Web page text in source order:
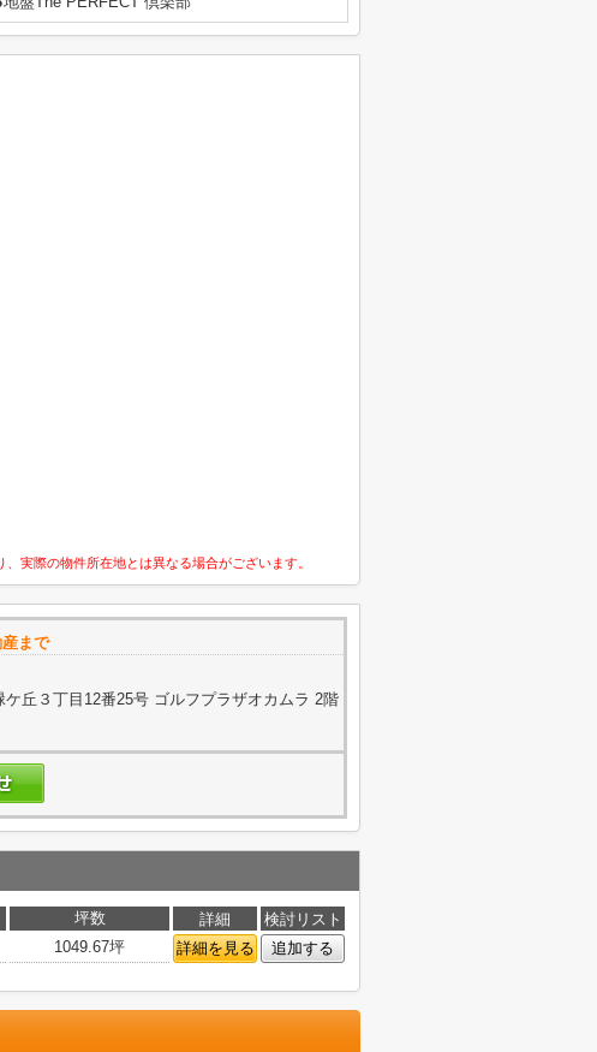
実際の物件所在地とは異なる場合がございます。
まで
ケ丘３丁目12番25号 ゴルフプラザオカムラ 2階
坪数 詳細
検討リスト
1049.67坪 詳細を見る 追加する